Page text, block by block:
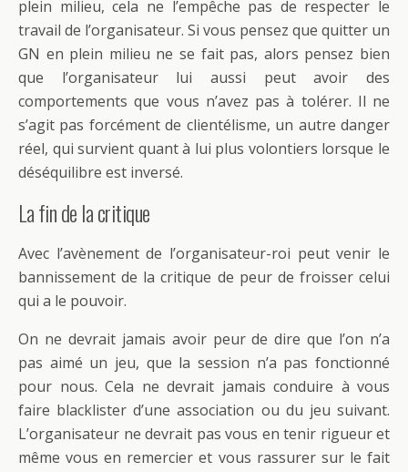
plein milieu, cela ne l’empêche pas de respecter le
travail de l’organisateur. Si vous pensez que quitter un
GN en plein milieu ne se fait pas, alors pensez bien
que l’organisateur lui aussi peut avoir des
comportements que vous n’avez pas à tolérer. Il ne
s’agit pas forcément de clientélisme, un autre danger
réel, qui survient quant à lui plus volontiers lorsque le
déséquilibre est inversé.
La fin de la critique
Avec l’avènement de l’organisateur-roi peut venir le
bannissement de la critique de peur de froisser celui
qui a le pouvoir.
On ne devrait jamais avoir peur de dire que l’on n’a
pas aimé un jeu, que la session n’a pas fonctionné
pour nous. Cela ne devrait jamais conduire à vous
faire blacklister d’une association ou du jeu suivant.
L’organisateur ne devrait pas vous en tenir rigueur et
même vous en remercier et vous rassurer sur le fait